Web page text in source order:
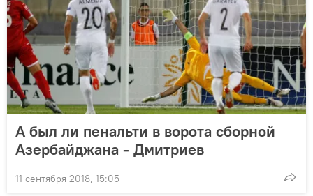
А был ли пенальти в ворота сборной
Азербайджана - Дмитриев
11 сентября 2018, 15:05